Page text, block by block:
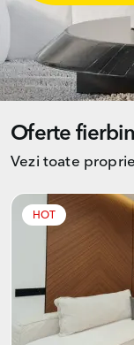
Oferte
Vezi toate
HOT